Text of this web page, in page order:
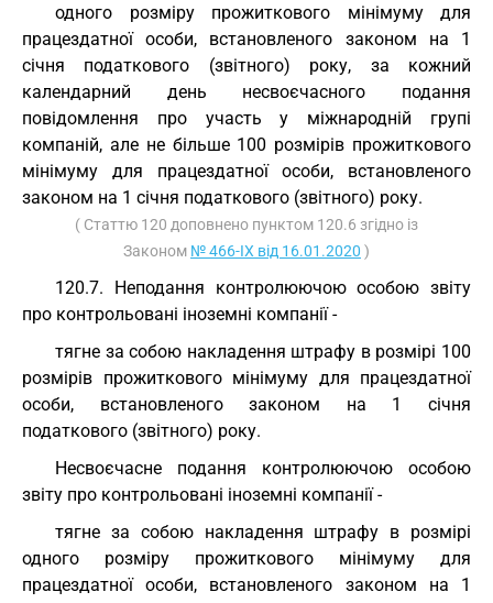
одного розміру прожиткового мінімуму для
працездатної особи, встановленого законом на 1
січня податкового (звітного) року, за кожний
календарний день несвоєчасного подання
повідомлення про участь у міжнародній групі
компаній, але не більше 100 розмірів прожиткового
мінімуму для працездатної особи, встановленого
законом на 1 січня податкового (звітного) року.
( Статтю 120 доповнено пунктом 120.6 згідно із
Законом № 466-IX від 16.01.2020 )
120.7. Неподання контролюючою особою звіту
про контрольовані іноземні компанії -
тягне за собою накладення штрафу в розмірі 100
розмірів прожиткового мінімуму для працездатної
особи, встановленого законом на 1 січня
податкового (звітного) року.
Несвоєчасне подання контролюючою особою
звіту про контрольовані іноземні компанії -
тягне за собою накладення штрафу в розмірі
одного розміру прожиткового мінімуму для
працездатної особи, встановленого законом на 1